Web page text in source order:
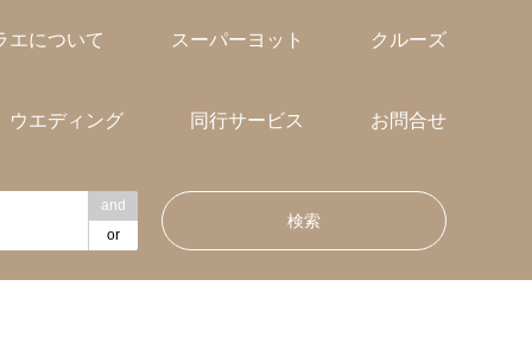
エについて スーパーヨット クルーズ
ウエディング 同行サービス お問合せ
and
or